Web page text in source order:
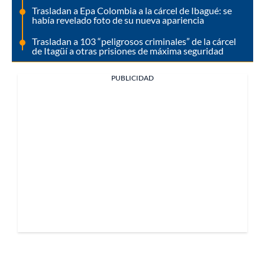
Trasladan a Epa Colombia a la cárcel de Ibagué: se
había revelado foto de su nueva apariencia
Trasladan a 103 “peligrosos criminales” de la cárcel
de Itagüí a otras prisiones de máxima seguridad
PUBLICIDAD